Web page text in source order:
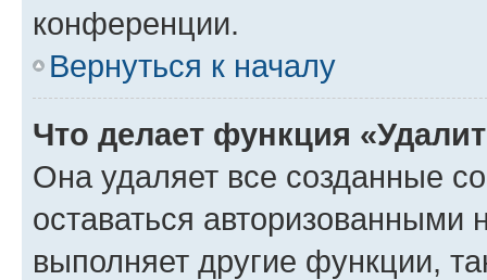
конференции.
Вернуться к началу
Что делает функция
Она удаляет все созданные
оставаться авторизованными
выполняет другие функции,